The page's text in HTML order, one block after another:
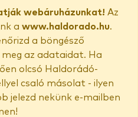
webáruházunkat! Az
a www.haldorado.hu.
a böngésző
az adataidat. Ha
olcsó Haldorádó-
csaló másolat - ilyen
jelezd nekünk e-mailben